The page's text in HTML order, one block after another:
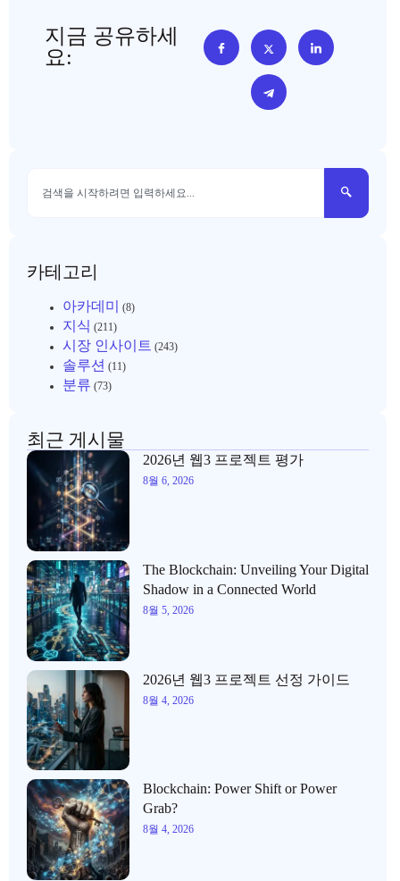
지금 공유하세
요:
카테고리
아카데미 (8)
지식 (211)
시장 인사이트 (243)
솔루션 (11)
분류 (73)
최근 게시물
2026년 웹3 프로젝트 평가
8월 6, 2026
The Blockchain: Unveiling Your Digital
Shadow in a Connected World
8월 5, 2026
2026년 웹3 프로젝트 선정 가이드
8월 4, 2026
Blockchain: Power Shift or Power
Grab?
8월 4, 2026